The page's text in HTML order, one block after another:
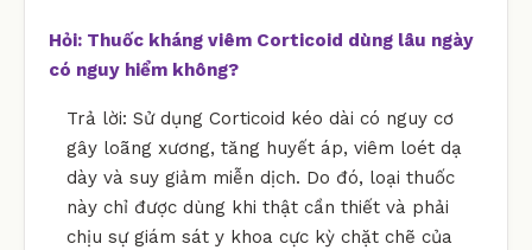
Hỏi: Thuốc kháng viêm Corticoid dùng lâu ngày
có nguy hiểm không?
Trả lời: Sử dụng Corticoid kéo dài có nguy cơ
gây loãng xương, tăng huyết áp, viêm loét dạ
dày và suy giảm miễn dịch. Do đó, loại thuốc
này chỉ được dùng khi thật cần thiết và phải
chịu sự giám sát y khoa cực kỳ chặt chẽ của